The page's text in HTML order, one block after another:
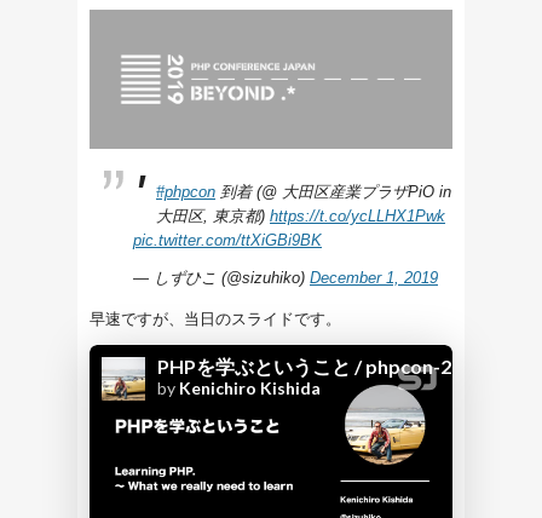
#phpcon 到着 (@ 大田区産業プラザPiO in
大田区, 東京都) https://t.co/ycLLHX1Pwk
pic.twitter.com/ttXiGBi9BK
— しずひこ (@sizuhiko) December 1, 2019
早速ですが、当日のスライドです。